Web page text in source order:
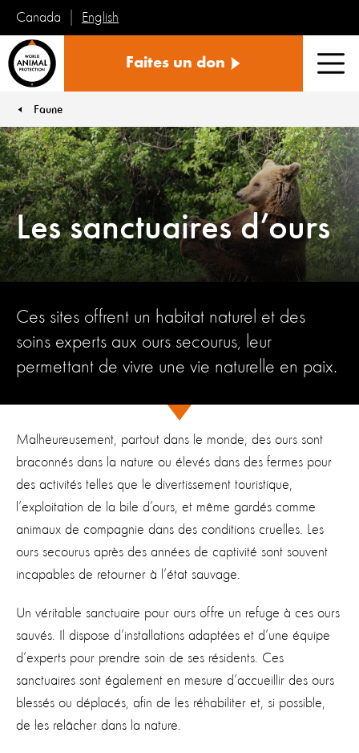
Canada English
mondiale
animaux
Faites un don
Faune
Les sanctuaires d’ours
Ces sites offrent un habitat naturel et des
soins experts aux ours secourus, leur
permettant de vivre une vie naturelle en paix.
Malheureusement, partout dans le monde, des ours sont
braconnés dans la nature ou élevés dans des fermes pour
des activités telles que le divertissement touristique,
l’exploitation de la bile d’ours, et même gardés comme
animaux de compagnie dans des conditions cruelles. Les
ours secourus après des années de captivité sont souvent
incapables de retourner à l’état sauvage.
Un véritable sanctuaire pour ours offre un refuge à ces ours
sauvés. Il dispose d’installations adaptées et d’une équipe
d’experts pour prendre soin de ses résidents. Ces
sanctuaires sont également en mesure d’accueillir des ours
blessés ou déplacés, afin de les réhabiliter et, si possible,
de les relâcher dans la nature.